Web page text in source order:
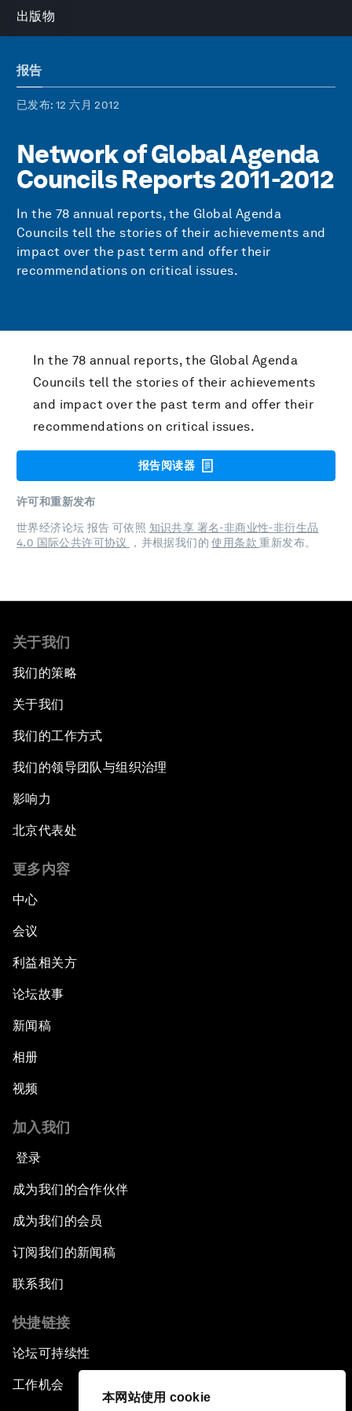
本网站使用 cookie
出版物
报告
已发布: 12 六月 2012
Network of Global Agenda
Councils Reports 2011-2012
In the 78 annual reports, the Global Agenda
Councils tell the stories of their achievements and
impact over the past term and offer their
recommendations on critical issues.
In the 78 annual reports, the Global Agenda
Councils tell the stories of their achievements
and impact over the past term and offer their
recommendations on critical issues.
报告阅读器
许可和重新发布
世界经济论坛 报告 可依照 知识共享 署名-非商业性-非衍生品
4.0 国际公共许可协议
，并根据我们的使用条款重新发布。
关于我们
我们的策略
关于我们
我们的工作方式
我们的领导团队与组织治理
影响力
北京代表处
更多内容
中心
会议
利益相关方
论坛故事
新闻稿
相册
视频
加入我们
登录
成为我们的合作伙伴
成为我们的会员
订阅我们的新闻稿
联系我们
快捷链接
论坛可持续性
工作机会